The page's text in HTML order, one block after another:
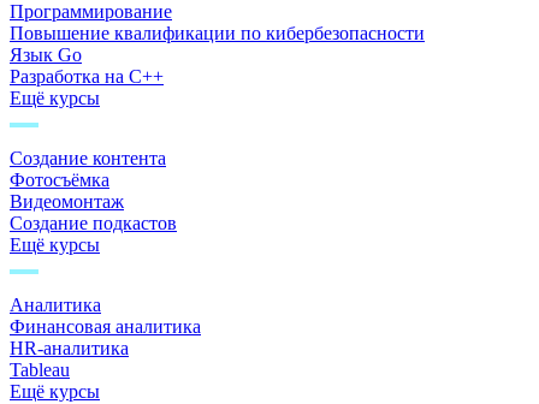
Программирование
Повышение квалификации по кибербезопасности
Язык Go
Разработка на C++
Ещё курсы
Создание контента
Фотосъёмка
Видеомонтаж
Создание подкастов
Ещё курсы
Аналитика
Финансовая аналитика
HR-аналитика
Tableau
Ещё курсы